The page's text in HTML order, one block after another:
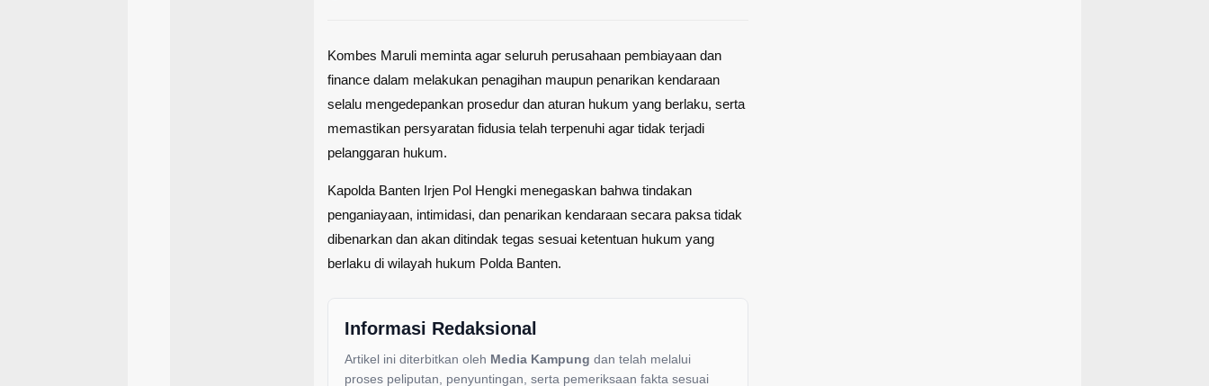
Kombes Maruli meminta agar seluruh perusahaan pembiayaan dan
finance dalam melakukan penagihan maupun penarikan kendaraan
selalu mengedepankan prosedur dan aturan hukum yang berlaku, serta
memastikan persyaratan fidusia telah terpenuhi agar tidak terjadi
pelanggaran hukum.
Kapolda Banten Irjen Pol Hengki menegaskan bahwa tindakan
penganiayaan, intimidasi, dan penarikan kendaraan secara paksa tidak
dibenarkan dan akan ditindak tegas sesuai ketentuan hukum yang
berlaku di wilayah hukum Polda Banten.
Informasi Redaksional
Artikel ini diterbitkan oleh Media Kampung dan telah melalui
proses peliputan, penyuntingan, serta pemeriksaan fakta sesuai